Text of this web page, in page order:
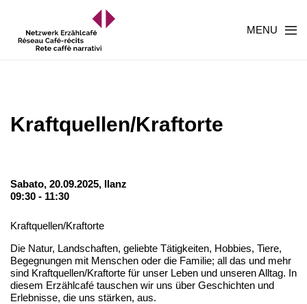
MENU
Kraftquellen/Kraftorte
Sabato, 20.09.2025, Ilanz
09:30 - 11:30
Kraftquellen/Kraftorte
Die Natur, Landschaften, geliebte Tätigkeiten, Hobbies, Tiere,
Begegnungen mit Menschen oder die Familie; all das und mehr
sind Kraftquellen/Kraftorte für unser Leben und unseren Alltag. In
diesem Erzählcafé tauschen wir uns über Geschichten und
Erlebnisse, die uns stärken, aus.